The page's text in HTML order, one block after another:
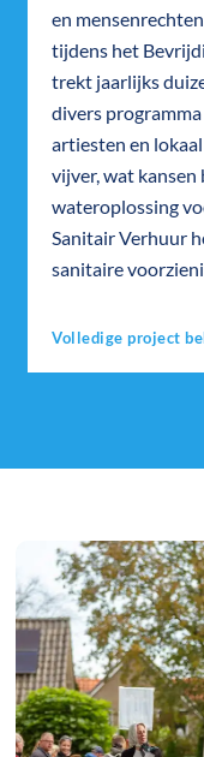
en
tijdens het
trekt jaarlijks
divers
artiesten en
vijver, wat
wateroplossing
Sanitair Verhuur
sanitaire
Volledige project